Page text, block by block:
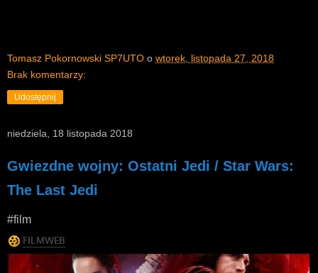
Tomasz Pokornowski SP7UTO o wtorek, listopada 27, 2018
Brak komentarzy:
Udostępnij
niedziela, 18 listopada 2018
Gwiezdne wojny: Ostatni Jedi / Star Wars:
The Last Jedi
#film